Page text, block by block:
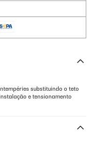
substituindo o teto
e tensionamento